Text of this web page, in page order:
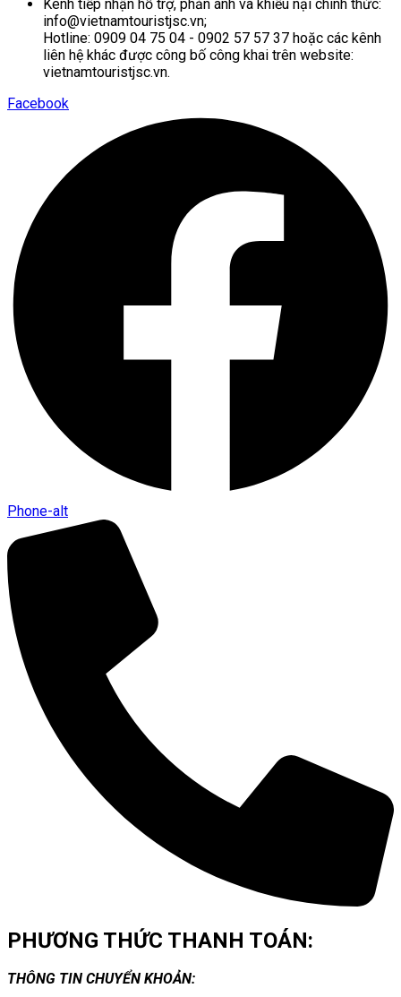
Kênh tiếp nhận hỗ trợ, phản ánh và khiếu nại chính thức:
info@vietnamtouristjsc.vn;
Hotline: 0909 04 75 04 - 0902 57 57 37 hoặc các kênh
liên hệ khác được công bố công khai trên website:
vietnamtouristjsc.vn.
Facebook
Phone-alt
PHƯƠNG THỨC THANH TOÁN:
THÔNG TIN CHUYỂN KHOẢN: